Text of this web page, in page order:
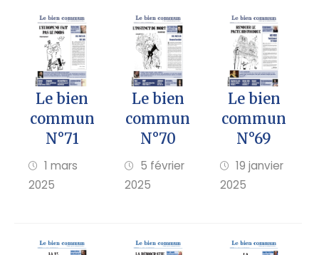
Le bien
commun
N°71
1 mars
2025
Le bien
commun
N°70
5 février
2025
Le bien
commun
N°69
19 janvier
2025